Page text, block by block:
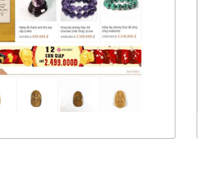
CHI TIẾT
THỰC TẾ